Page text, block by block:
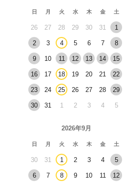
日 月 火 水 木 金 土
26 27 28 29 30 31 1
2 3 4 5 6 7 8
9 10 11 12 13 14 15
16 17 18 19 20 21 22
23 24 25 26 27 28 29
30 31 1 2 3 4 5
2026年9月
日 月 火 水 木 金 土
30 31 1 2 3 4 5
6 7 8 9 10 11 12